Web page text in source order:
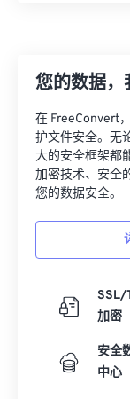
您的数据，
在 FreeConvert
护文件安全。无
大的安全框架都
加密技术、安全
您的数据安全。
SSL/
加密
安全
中心